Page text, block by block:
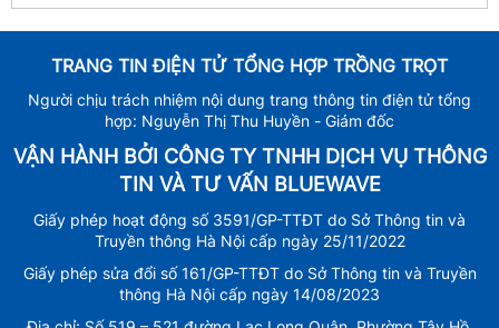
TRANG TIN ĐIỆN TỬ TỔNG HỢP TRỒNG TRỌT
Người chịu trách nhiệm nội dung trang thông tin điện tử tổng
hợp: Nguyễn Thị Thu Huyền - Giám đốc
VẬN HÀNH BỞI CÔNG TY TNHH DỊCH VỤ THÔNG
TIN VÀ TƯ VẤN BLUEWAVE
Giấy phép hoạt động số 3591/GP-TTĐT do Sở Thông tin và
Truyền thông Hà Nội cấp ngày 25/11/2022
Giấy phép sửa đổi số 161/GP-TTĐT do Sở Thông tin và Truyền
thông Hà Nội cấp ngày 14/08/2023